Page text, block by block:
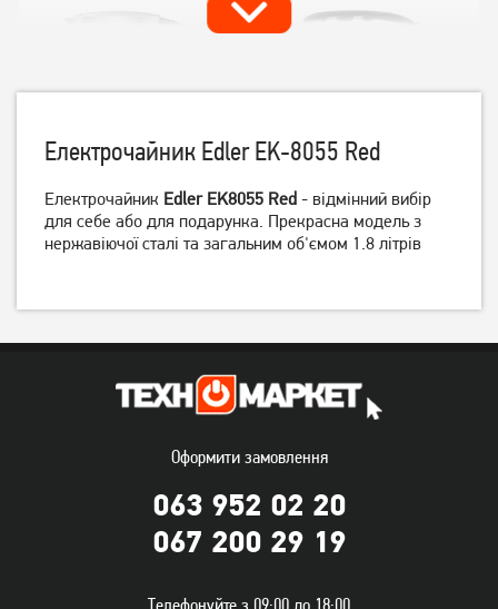
Електрочайник Tefal
KI772D38
1 849грн
Електрочайник Tefal
KO260130
2 039грн
RKT82-G
Електрочайник Edler EK-8055 Red
Електрочайник Edler EK8055 Red - відмінний вибір
для себе або для подарунка. Прекрасна модель з
нержавіючої сталі та загальним об'ємом 1.8 літрів
Оформити замовлення
063 952 02 20
067 200 29 19